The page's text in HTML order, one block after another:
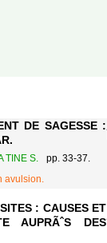
DE SAGESSE :
TINE S.
pp. 33-37.
avulsion.
: CAUSES ET
AUPRÃˆS DES